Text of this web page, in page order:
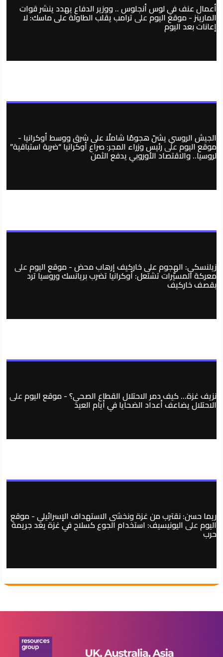
أعمال عنف في لوس أنجلوس .. ووزير الدفاع يهدد ينشر قوات
المارينز - موقع اليومعلىترامب يقلب الطاولة على ماسك: لا
إعانات بعد اليوم
الجيش الروسي يشنّ هجومًا شاملًا على شرق ووسط أوكرانيا -
موقع اليومعلىرئيس وزراء المجر: صراع أوكرانيا “ضربة استباقية”
لروسيا.. والاقتصاد الأوروبي يدفع الثمن
زيلنسكي: الهجوم على خاركيف إرهاب محض - موقع اليومعلى
معركة المسيّرات تشتعل: أوكرانيا تضرب بريانسك وروسيا ترد
بقصف خاركيف
نزيف غزة… كيف دمر الاحتلال القطاع الصحي؟ - موقع اليومعلى
الاحتلال يضاعف أعداد الضحايا في أيام العيد
ريما حسن: نقترب من غزة ونخشى الاستهداف الإسرائيلي - موقع
اليومعلىاليونيسيف: استخدام الجوع كسلاح في غزة يعد جريمة
حرب